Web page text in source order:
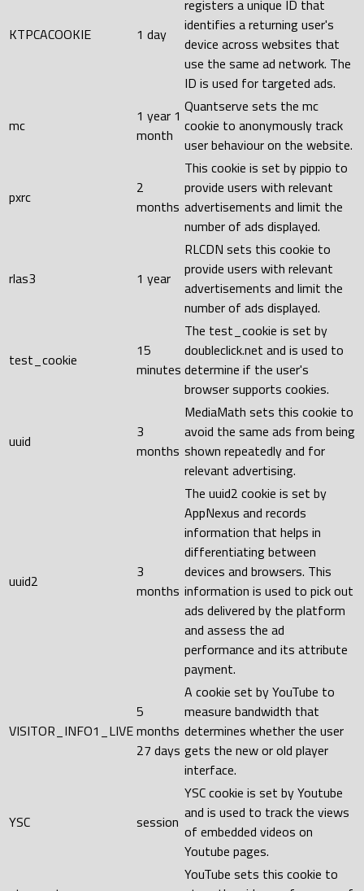
KTPCACOOKIE 1 day
registers a unique ID that
identifies a returning user's
device across websites that
use the same ad network. The
ID is used for targeted ads.
mc
1 year 1
month
Quantserve sets the mc
cookie to anonymously track
user behaviour on the website.
pxrc
2
months
This cookie is set by pippio to
provide users with relevant
advertisements and limit the
number of ads displayed.
rlas3 1 year
RLCDN sets this cookie to
provide users with relevant
advertisements and limit the
number of ads displayed.
test_cookie
15
minutes
The test_cookie is set by
doubleclick.net and is used to
determine if the user's
browser supports cookies.
uuid
3
months
MediaMath sets this cookie to
avoid the same ads from being
shown repeatedly and for
relevant advertising.
uuid2
3
months
The uuid2 cookie is set by
AppNexus and records
information that helps in
differentiating between
devices and browsers. This
information is used to pick out
ads delivered by the platform
and assess the ad
performance and its attribute
payment.
VISITOR_INFO1_LIVE
5
months
27 days
A cookie set by YouTube to
measure bandwidth that
determines whether the user
gets the new or old player
interface.
YSC session
YSC cookie is set by Youtube
and is used to track the views
of embedded videos on
Youtube pages.
YouTube sets this cookie to